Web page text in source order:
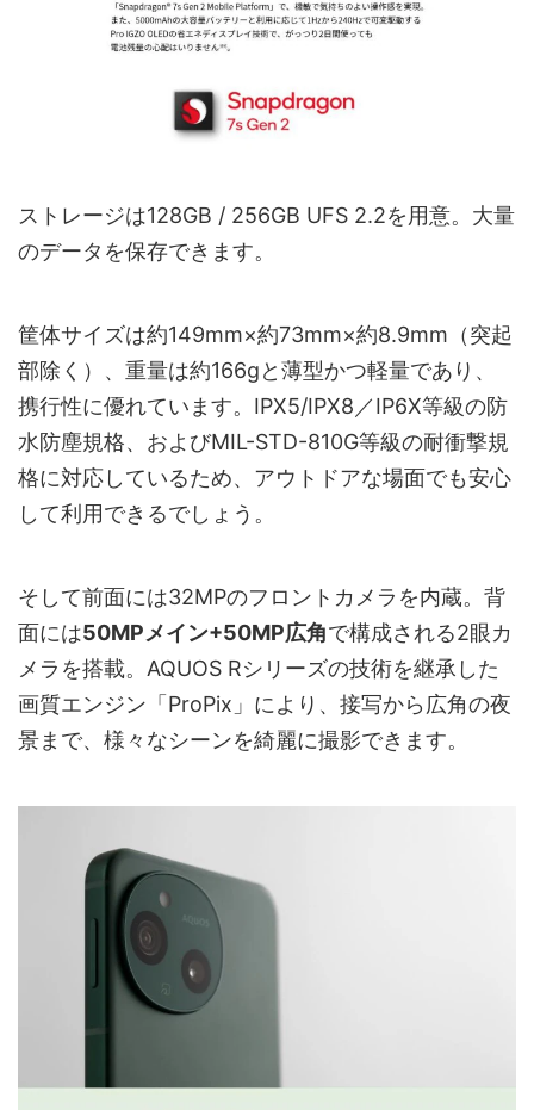
ストレージは128GB / 256GB UFS 2.2を用意。大量
のデータを保存できます。
筐体サイズは約149mm×約73mm×約8.9mm（突起
部除く）、重量は約166gと薄型かつ軽量であり、
携行性に優れています。IPX5/IPX8／IP6X等級の防
水防塵規格、およびMIL-STD-810G等級の耐衝撃規
格に対応しているため、アウトドアな場面でも安心
して利用できるでしょう。
そして前面には32MPのフロントカメラを内蔵。背
面には50MPメイン+50MP広角で構成される2眼カ
メラを搭載。AQUOS Rシリーズの技術を継承した
画質エンジン「ProPix」により、接写から広角の夜
景まで、様々なシーンを綺麗に撮影できます。